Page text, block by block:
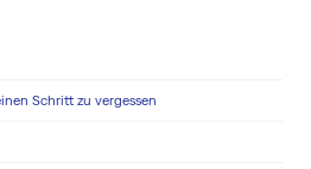
Schritt zu vergessen